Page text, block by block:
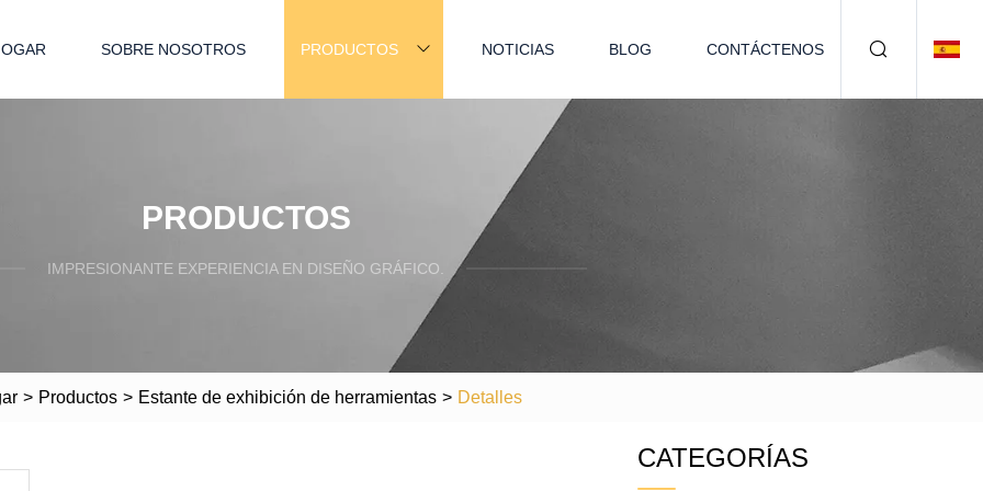
SOBRE NOSOTROS PRODUCTOS NOTICIAS BLOG CONTÁCTENOS
PRODUCTOS
IMPRESIONANTE EXPERIENCIA EN DISEÑO GRÁFICO.
> Productos > Estante de exhibición de herramientas > Detalles
CATEGORÍAS